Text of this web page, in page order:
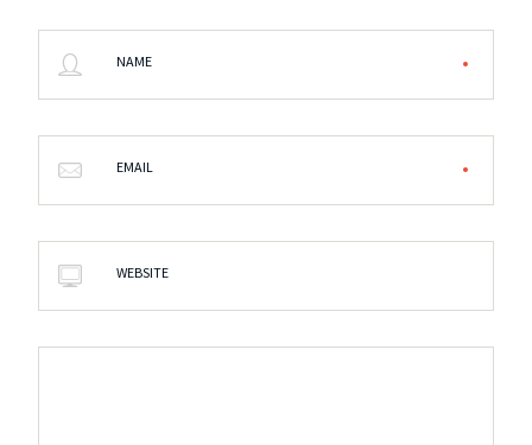
NAME
EMAIL
WEBSITE